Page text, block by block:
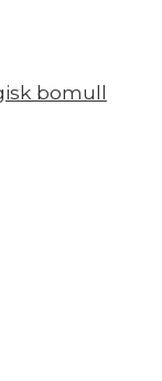
bomull